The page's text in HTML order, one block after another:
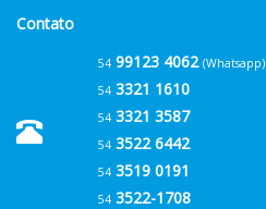
Contato
5499123 4062 (Whatsapp)
543321 1610
543321 3587
543522 6442
543519 0191
543522-1708